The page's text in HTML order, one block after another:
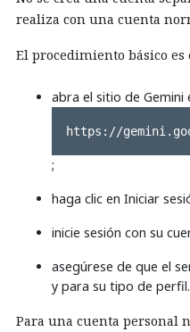
realiza con una cuenta
El procedimiento básico es
abra el sitio de Gemini
https://
;
haga clic en Iniciar
inicie sesión con su
asegúrese de que el
y para su tipo de perfil.
Para una cuenta personal